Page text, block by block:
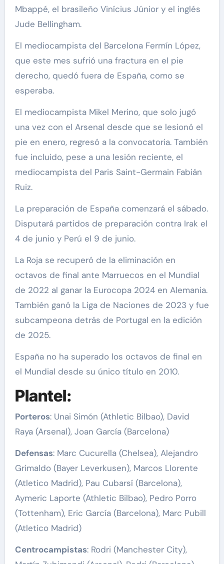
Mbappé, el brasileño Vinícius Júnior y el inglés
Jude Bellingham.
El mediocampista del Barcelona Fermín López,
que este mes sufrió una fractura en el pie
derecho, quedó fuera de España, como se
esperaba.
El mediocampista Mikel Merino, que solo jugó
una vez con el Arsenal desde que se lesionó el
pie en enero, regresó a la convocatoria. También
fue incluido, pese a una lesión reciente, el
mediocampista del Paris Saint-Germain Fabián
Ruiz.
La preparación de España comenzará el sábado.
Disputará partidos de preparación contra Irak el
4 de junio y Perú el 9 de junio.
La Roja se recuperó de la eliminación en
octavos de final ante Marruecos en el Mundial
de 2022 al ganar la Eurocopa 2024 en Alemania.
También ganó la Liga de Naciones de 2023 y fue
subcampeona detrás de Portugal en la edición
de 2025.
España no ha superado los octavos de final en
el Mundial desde su único título en 2010.
Plantel:
Porteros: Unai Simón (Athletic Bilbao), David
Raya (Arsenal), Joan García (Barcelona)
Defensas: Marc Cucurella (Chelsea), Alejandro
Grimaldo (Bayer Leverkusen), Marcos Llorente
(Atletico Madrid), Pau Cubarsí (Barcelona),
Aymeric Laporte (Athletic Bilbao), Pedro Porro
(Tottenham), Eric García (Barcelona), Marc Pubill
(Atletico Madrid)
Centrocampistas: Rodri (Manchester City),